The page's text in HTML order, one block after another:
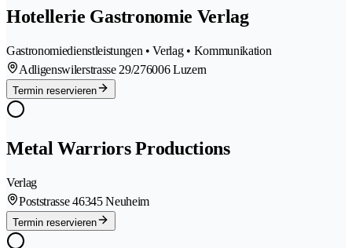
Hotellerie Gastronomie Verlag
Gastronomiedienstleistungen • Verlag • Kommunikation
Adligenswilerstrasse 29/276006 Luzern
Termin reservieren
Metal Warriors Productions
Verlag
Poststrasse 46345 Neuheim
Termin reservieren